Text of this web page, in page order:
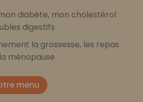
diabète, mon cholestérol
digestifs
la grossesse, les repas
ménopause
menu